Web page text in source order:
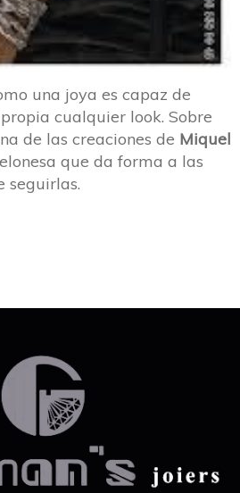
una joya es capaz de
cualquier look. Sobre
de las creaciones de Miquel
que da forma a las
seguirlas.